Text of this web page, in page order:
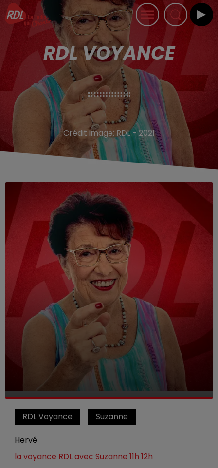
RDL VOYANCE
Crédit image: RDL - 2021
RDL Voyance Suzanne
Hervé
la voyance RDL avec Suzanne 11h 12h